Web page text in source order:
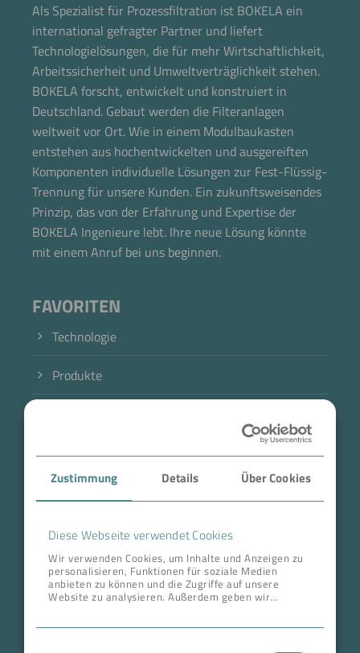
Zustimmung Details Über Cookies
Diese Webseite verwendet Cookies
Wir verwenden Cookies, um Inhalte und Anzeigen zu
personalisieren, Funktionen für soziale Medien
anbieten zu können und die Zugriffe auf unsere
Website zu analysieren. Außerdem geben wir
Als Spezialist für Prozessfiltration ist BOKELA ein
international gefragter Partner und liefert
Technologielösungen, die für mehr Wirtschaftlichkeit,
Arbeitssicherheit und Umweltverträglichkeit stehen.
BOKELA forscht, entwickelt und konstruiert in
Deutschland. Gebaut werden die Filteranlagen
weltweit vor Ort. Wie in einem Modulbaukasten
entstehen aus hochentwickelten und ausgereiften
Komponenten individuelle Lösungen zur Fest-Flüssig-
Trennung für unsere Kunden. Ein zukunftsweisendes
Prinzip, das von der Erfahrung und Expertise der
BOKELA Ingenieure lebt. Ihre neue Lösung könnte
mit einem Anruf bei uns beginnen.
FAVORITEN
Technologie
Produkte
Case Studies
Über BOKELA
Karriere
ANSCHRIFT ZENTRALE
Tullastr. 64 | 76131 Karlsruhe